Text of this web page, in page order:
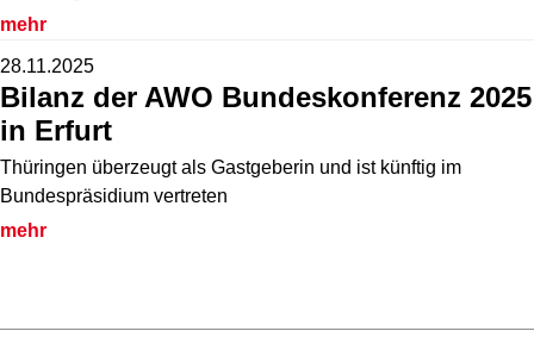
mehr
28.11.2025
Bilanz der AWO Bundeskonferenz 2025
in Erfurt
Thüringen überzeugt als Gastgeberin und ist künftig im
Bundespräsidium vertreten
mehr